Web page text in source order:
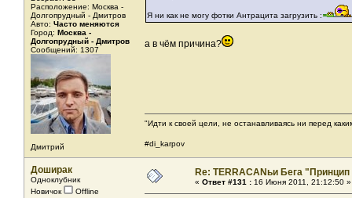
Расположение: Москва -
Долгопрудный - Дмитров
Авто: Часто меняются
Город: Москва -
Долгопрудный - Дмитров
Сообщений: 1307
Дмитрий
Я ни как не могу фотки Антрацита загрузить :
а в чём причина?
"Идти к своей цели, не останавливаясь ни перед
#di_karpov
Доширак
Одноклубник
Новичок
Offline
Re: TERRACANьи Бега
« Ответ #131 : 16 Июня 2011, 21:12:50 »